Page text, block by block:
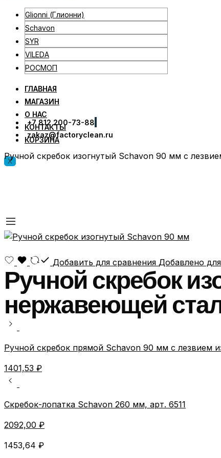
Glionni (Глионни)
Schavon
SYR
VILEDA
РОСМОП
ГЛАВНАЯ
МАГАЗИН
О НАС
КОНТАКТЫ
КОРЗИНА
X
+7 812 200-73-88
zakaz@factoryclean.ru
Ручной скребок изогнутый Schavon 90 мм с
Добавить для сравнения Добавлено
Ручной скребок
нержавеющей
Ручной скребок прямой Schavon 90 мм с лезвием
1401,53 ₽
Скребок-лопатка Schavon 260 мм, арт. 6511
2092,00 ₽
1453,64 ₽